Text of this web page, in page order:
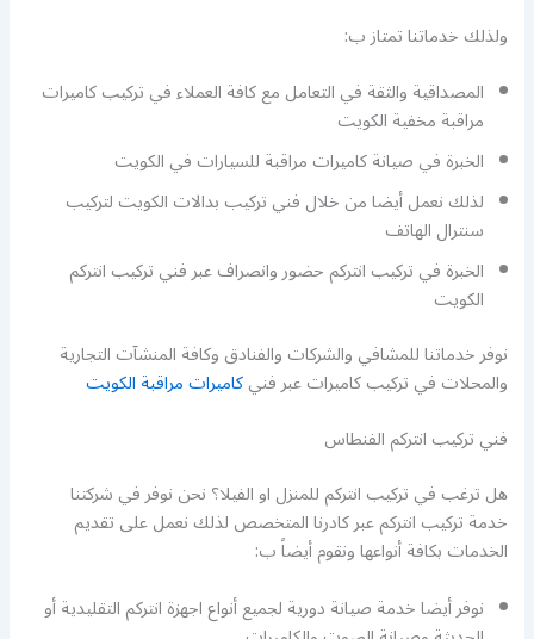
ولذلك خدماتنا تمتاز ب:
المصداقية والثقة في التعامل مع كافة العملاء في تركيب كاميرات
مراقبة مخفية الكويت
الخبرة في صيانة كاميرات مراقبة للسيارات في الكويت
لذلك نعمل أيضا من خلال فني تركيب بدالات الكويت لتركيب
سنترال الهاتف
الخبرة في تركيب انتركم حضور وانصراف عبر فني تركيب انتركم
الكويت
نوفر خدماتنا للمشافي والشركات والفنادق وكافة المنشآت التجارية
والمحلات في تركيب كاميرات عبر فنيكاميرات مراقبة الكويت
فني تركيب انتركم الفنطاس
هل ترغب في تركيب انتركم للمنزل او الفيلا؟ نحن نوفر في شركتنا
خدمة تركيب انتركم عبر كادرنا المتخصص لذلك نعمل على تقديم
الخدمات بكافة أنواعها ونقوم أيضاً ب:
نوفر أيضا خدمة صيانة دورية لجميع أنواع اجهزة انتركم التقليدية أو